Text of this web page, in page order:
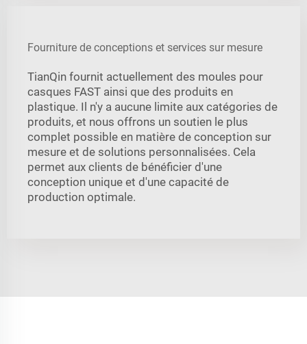
Fourniture de conceptions et services sur mesure
TianQin fournit actuellement des moules pour
casques FAST ainsi que des produits en
plastique. Il n'y a aucune limite aux catégories de
produits, et nous offrons un soutien le plus
complet possible en matière de conception sur
mesure et de solutions personnalisées. Cela
permet aux clients de bénéficier d'une
conception unique et d'une capacité de
production optimale.